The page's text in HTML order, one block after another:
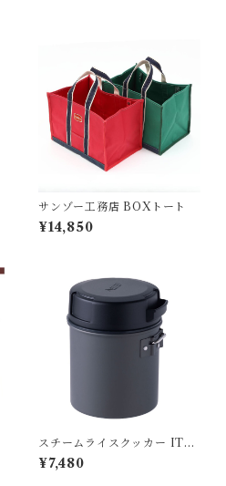
サンゾー工務店 BOXトート
¥14,850
スチームライスクッカー ITA
DAKI
¥7,480